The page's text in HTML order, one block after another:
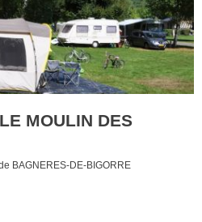
MOULIN DES
BAGNERES-DE-BIGORRE